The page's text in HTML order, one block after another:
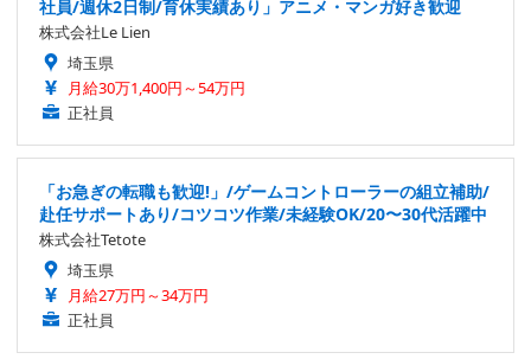
社員/週休2日制/育休実績あり」アニメ・マンガ好き歓迎
株式会社Le Lien
埼玉県
月給30万1,400円～54万円
正社員
「お急ぎの転職も歓迎!」/ゲームコントローラーの組立補助/
赴任サポートあり/コツコツ作業/未経験OK/20〜30代活躍中
株式会社Tetote
埼玉県
月給27万円～34万円
正社員